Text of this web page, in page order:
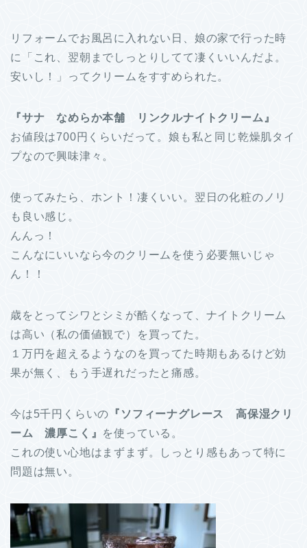
リフォームでお風呂に入れない日、娘の家で行った時
に「これ、翌朝までしっとりしてて凄くいいんだよ。
安いし！」ってクリームをすすめられた。
『サナ なめらか本舗 リンクルナイトクリーム』
お値段は700円くらいだって。娘も私と同じ乾燥肌タイ
プなので興味津々。
使ってみたら、ホント！凄くいい。翌日の化粧のノリ
も良い感じ。
んんっ！
こんなにいいなら今のクリームを使う必要無いじゃ
ん！！
歳をとってシワとシミが酷くなって、ナイトクリーム
は高い（私の価値観で）を買ってた。
１万円を超えるようなのを買ってた時期もあるけど効
果が無く、もう手遅れだったと痛感。
今は5千円くらいの 『ソフィーナグレース 高保湿クリ
ーム 濃厚こく』 を使っている。
これの使い心地はまずまず。しっとり感もあって特に
問題は無い。